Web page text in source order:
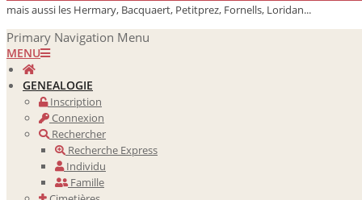
mais aussi les Hermary, Bacquaert, Petitprez, Fornells, Loridan...
Primary Navigation Menu
MENU
GENEALOGIE
Inscription
Connexion
Rechercher
Recherche Express
Individu
Famille